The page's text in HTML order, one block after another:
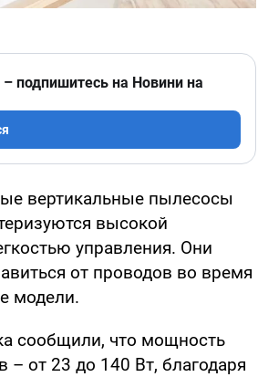
подпишитесь на Новини на
вертикальные пылесосы
высокой
управления. Они
от проводов во время
модели.
сообщили, что мощность
от 23 до 140 Вт, благодаря